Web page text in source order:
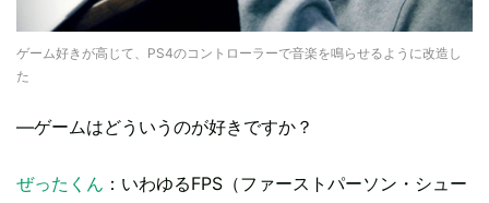
ゲーム好きが高じて、PS4のコントローラーで音楽を鳴らせるように改造し
た
―ゲームはどういうのが好きですか？
ぜったくん ：いわゆるFPS（ファーストパーソン・シュー